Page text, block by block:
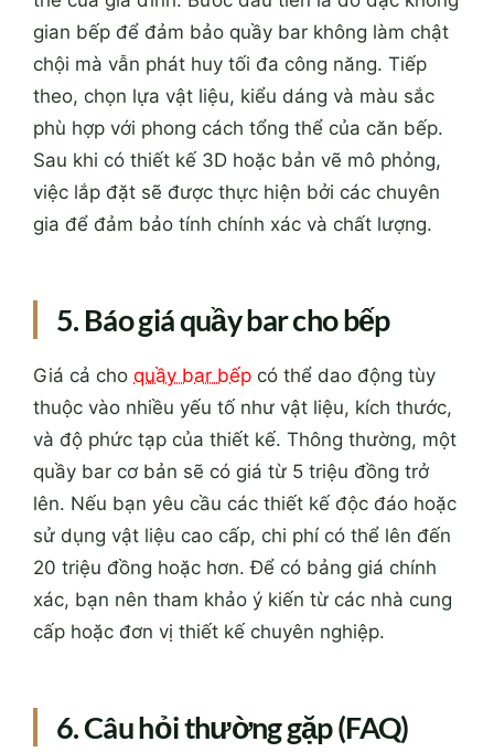
gian bếp để đảm bảo quầy bar không làm chật
chội mà vẫn phát huy tối đa công năng. Tiếp
theo, chọn lựa vật liệu, kiểu dáng và màu sắc
phù hợp với phong cách tổng thể của căn bếp.
Sau khi có thiết kế 3D hoặc bản vẽ mô phỏng,
việc lắp đặt sẽ được thực hiện bởi các chuyên
gia để đảm bảo tính chính xác và chất lượng.
5. Báo giá quầy bar cho bếp
Giá cả cho quầy bar bếp có thể dao động tùy
thuộc vào nhiều yếu tố như vật liệu, kích thước,
và độ phức tạp của thiết kế. Thông thường, một
quầy bar cơ bản sẽ có giá từ 5 triệu đồng trở
lên. Nếu bạn yêu cầu các thiết kế độc đáo hoặc
sử dụng vật liệu cao cấp, chi phí có thể lên đến
20 triệu đồng hoặc hơn. Để có bảng giá chính
xác, bạn nên tham khảo ý kiến từ các nhà cung
cấp hoặc đơn vị thiết kế chuyên nghiệp.
6. Câu hỏi thường gặp (FAQ)